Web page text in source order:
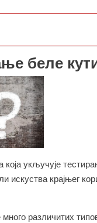
беле
укључује
крајњег
много различитих